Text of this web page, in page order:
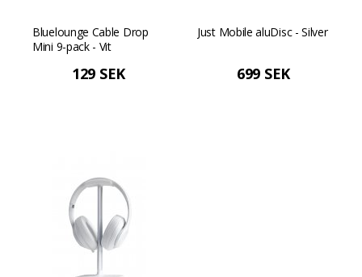
Bluelounge Cable Drop
Mini 9-pack - Vit
129 SEK
Just Mobile aluDisc - Silver
699 SEK